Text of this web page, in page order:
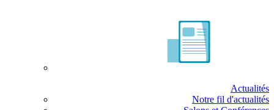
Actualités
Notre fil d'actualités